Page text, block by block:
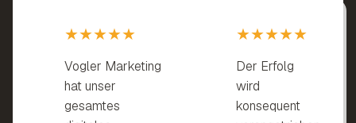
★★★★★
Vogler Marketing
hat unser
gesamtes
★★★★★
Der Erfolg
wird
konsequent